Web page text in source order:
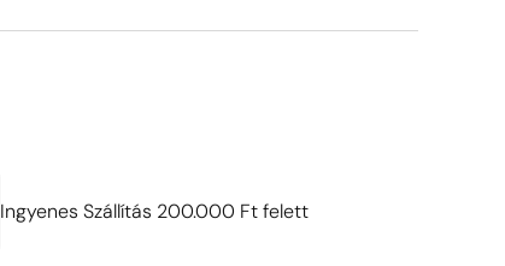
Ingyenes Szállítás 200.000 Ft felett